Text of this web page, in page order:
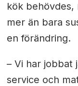
kök
mer än bara
en förändring.
– Vi har jobbat
service och